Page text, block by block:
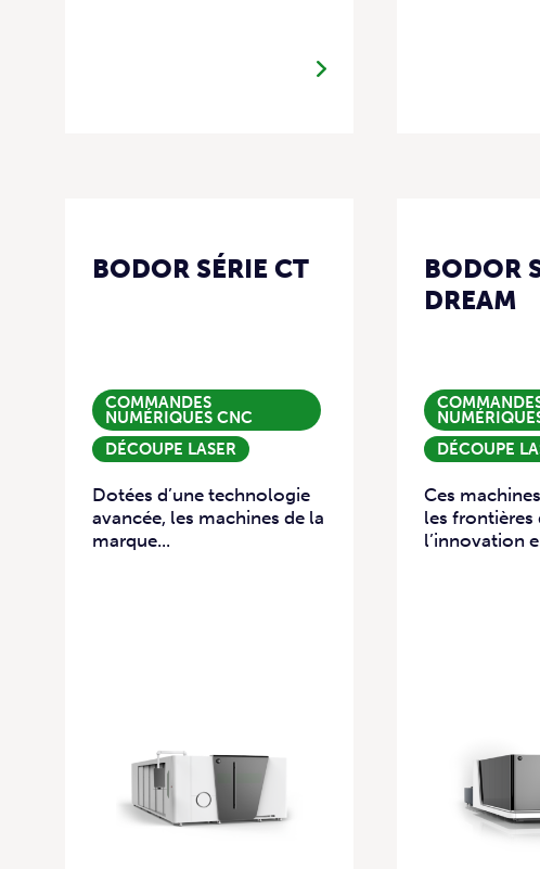
BODOR SÉRIE CT
COMMANDES
NUMÉRIQUES CNC
DÉCOUPE LASER
Dotées d’une technologie
avancée, les machines de la
marque...
BODOR
DREAM
DÉCOUPE
Ces
les frontières
l’innovation